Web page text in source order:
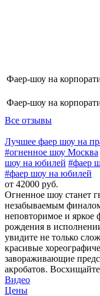
Фаер-шоу на
Фаер-шоу на
Все отзывы
Лучшее фаер шоу на
#огненное шоу Москва
шоу на юбилей #фаер
#фаер шоу на юбилей
от 42000 руб.
Огненное шоу станет
незабываемым
неповторимое и
рождения в
увидите не только
красивые
завораживающие
акробатов.
Видео
Цены